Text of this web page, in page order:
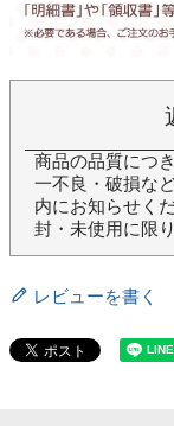
商品の品質につ
一不良・破損な
内にお知らせく
封・未使用に限
レビューを書く